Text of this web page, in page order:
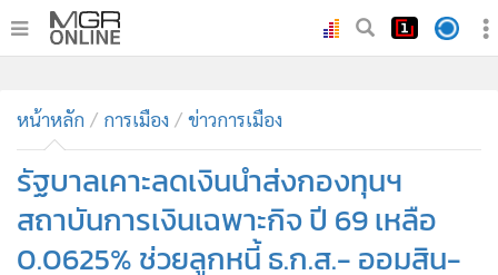
• ทันเหตุการณ์
• ภาคใต้
• ภูมิภาค
• Online Section
• บันเทิง
หน้าหลัก
รัฐบาลเคาะลดเงินนำส่งกองทุนฯ
สถาบันการเงินเฉพาะกิจ ปี 69 เหลือ
0.0625% ช่วยลูกหนี้ ธ.ก.ส.- ออมสิน-